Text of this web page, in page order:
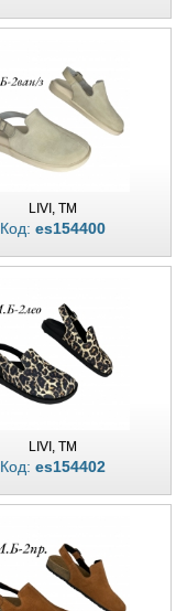
LIVI, TM
Код: es154400
LIVI, TM
Код: es154402